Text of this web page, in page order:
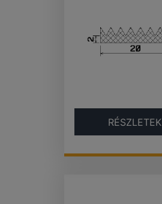
RÉSZLETEK